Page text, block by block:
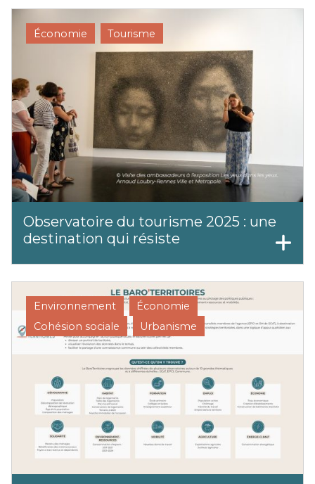
Économie Tourisme
Observatoire du tourisme 2025 : une
destination qui résiste
Environnement
Économie
Cohésion sociale
Urbanisme